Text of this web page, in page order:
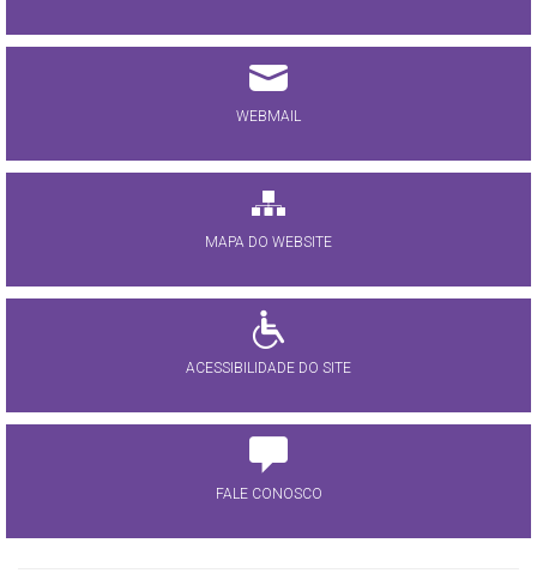
WEBMAIL
MAPA DO WEBSITE
ACESSIBILIDADE DO SITE
FALE CONOSCO